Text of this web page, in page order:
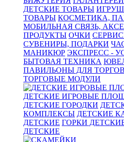
ДЕТСКИЕ ТОВАРЫ
ТОВАРЫ КОСМЕТИКА,
МОБИЛЬНАЯ СВЯЗЬ,
ПРОДУКТЫ ОЧКИ
СУВЕНИРЫ, ПОДАРКИ
МАНИКЮР ЭКСПРЕСС -
БЫТОВАЯ ТЕХНИКА
ПАВИЛЬОНЫ ДЛЯ
ТОРГОВЫЕ МОДУЛИ
ДЕТСКИЕ ИГРОВЫЕ
ДЕТСКИЕ ГОРОДКИ
КОМПЛЕКСЫ ДЕТСКИЕ
ДЕТСКИЕ ГОРКИ
ДЕТСКИЕ